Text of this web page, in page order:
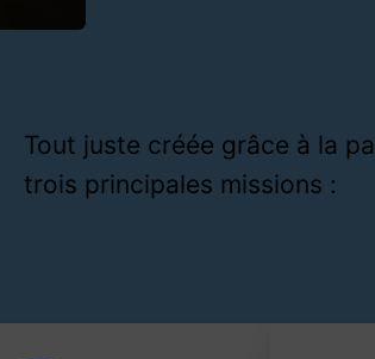
Tout juste créée grâce à la
trois principales missions :